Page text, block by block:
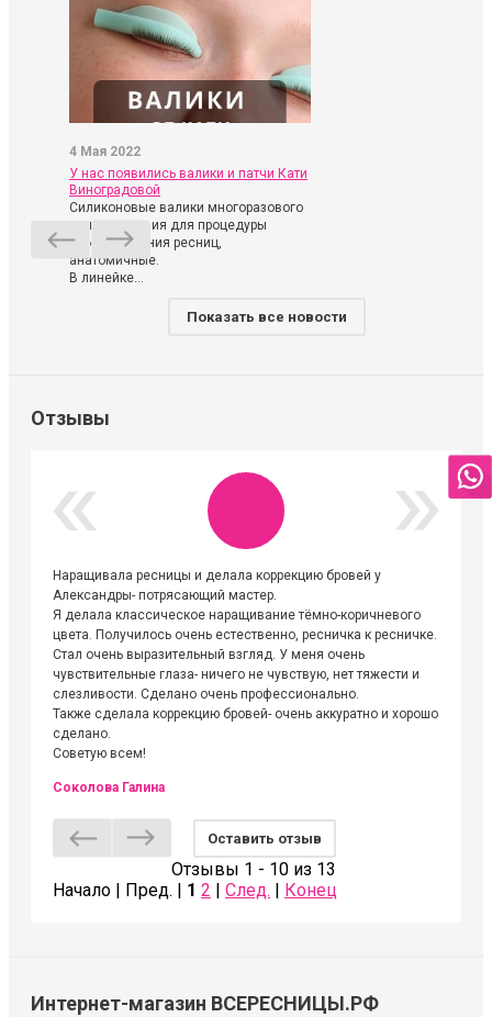
4 Мая 2022
У нас появились валики и патчи Кати
Виноградовой
Силиконовые валики многоразового
использования для процедуры
ламинирования ресниц,
анатомичные.
В линейке...
Показать все новости
Отзывы
Наращивала ресницы и делала коррекцию бровей у
Александры- потрясающий мастер.
Я делала классическое наращивание тёмно-коричневого
цвета. Получилось очень естественно, ресничка к ресничке.
Стал очень выразительный взгляд. У меня очень
чувствительные глаза- ничего не чувствую, нет тяжести и
слезливости. Сделано очень профессионально.
Также сделала коррекцию бровей- очень аккуратно и хорошо
сделано.
Советую всем!
Соколова Галина
Оставить отзыв
Отзывы 1 - 10 из 13
Начало | Пред. | 1 2 След. Конец
Интернет-магазин ВСЕРЕСНИЦЫ.РФ